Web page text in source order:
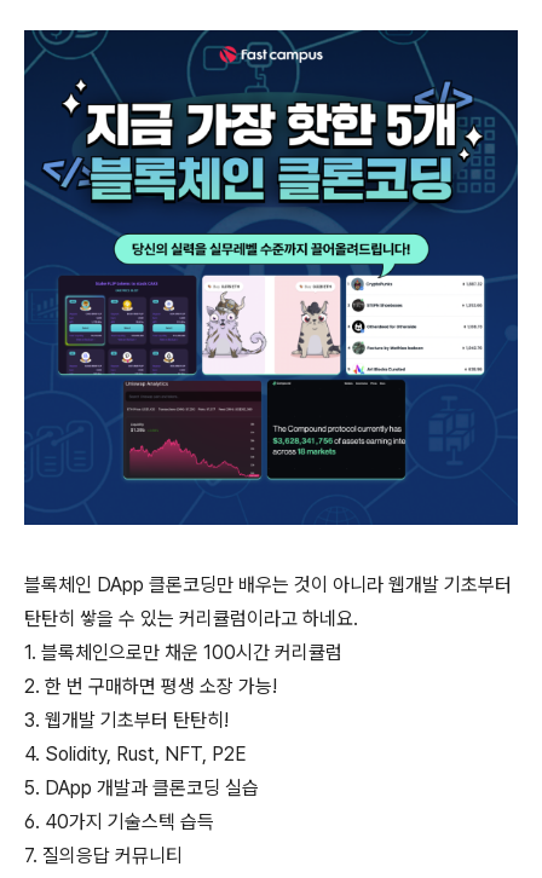
블록체인 DApp 클론코딩만 배우는 것이 아니라 웹개발 기초부터
탄탄히 쌓을 수 있는 커리큘럼이라고 하네요.
1. 블록체인으로만 채운 100시간 커리큘럼
2. 한 번 구매하면 평생 소장 가능!
3. 웹개발 기초부터 탄탄히!
4. Solidity, Rust, NFT, P2E
5. DApp 개발과 클론코딩 실습
6. 40가지 기술스텍 습득
7. 질의응답 커뮤니티